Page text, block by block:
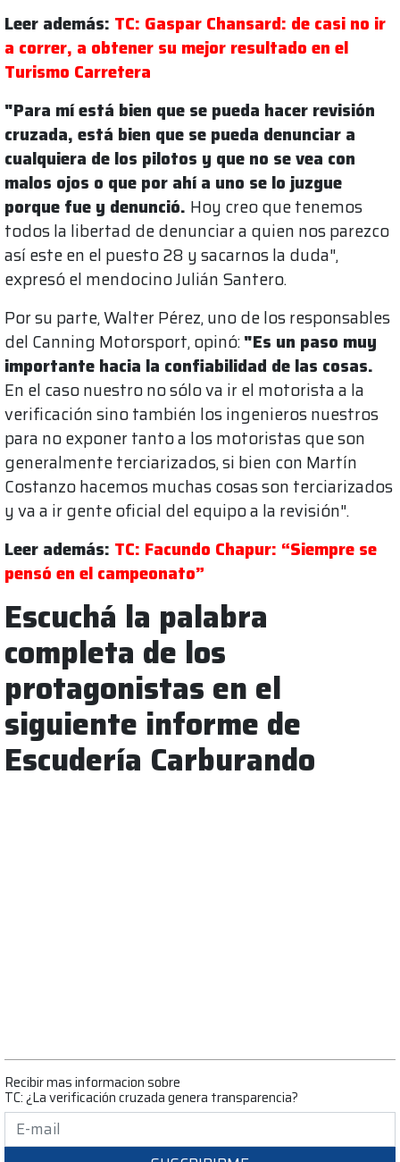
Leer además: TC: Gaspar Chansard: de casi no ir
a correr, a obtener su mejor resultado en el
Turismo Carretera
"Para mí está bien que se pueda hacer revisión
cruzada, está bien que se pueda denunciar a
cualquiera de los pilotos y que no se vea con
malos ojos o que por ahí a uno se lo juzgue
porque fue y denunció. Hoy creo que tenemos
todos la libertad de denunciar a quien nos parezco
así este en el puesto 28 y sacarnos la duda",
expresó el mendocino Julián Santero.
Por su parte, Walter Pérez, uno de los responsables
del Canning Motorsport, opinó:"Es un paso muy
importante hacia la confiabilidad de las cosas.
En el caso nuestro no sólo va ir el motorista a la
verificación sino también los ingenieros nuestros
para no exponer tanto a los motoristas que son
generalmente terciarizados, si bien con Martín
Costanzo hacemos muchas cosas son terciarizados
y va a ir gente oficial del equipo a la revisión".
Leer además: TC: Facundo Chapur: “Siempre se
pensó en el campeonato”
Escuchá la palabra
completa de los
protagonistas en el
siguiente informe de
Escudería Carburando
Recibir mas informacion sobre
TC: ¿La verificación cruzada genera transparencia?